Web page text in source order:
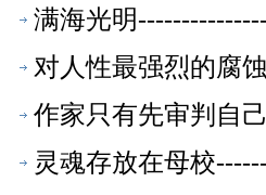
满海光明
对人性最强烈的腐
作家只有先审判自
灵魂存放在母校